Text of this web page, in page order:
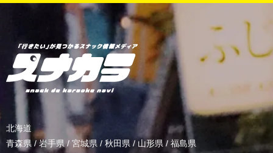
北海道
青森県 / 岩手県/ 宮城県 / 秋田県 / 山形県/ 福島県